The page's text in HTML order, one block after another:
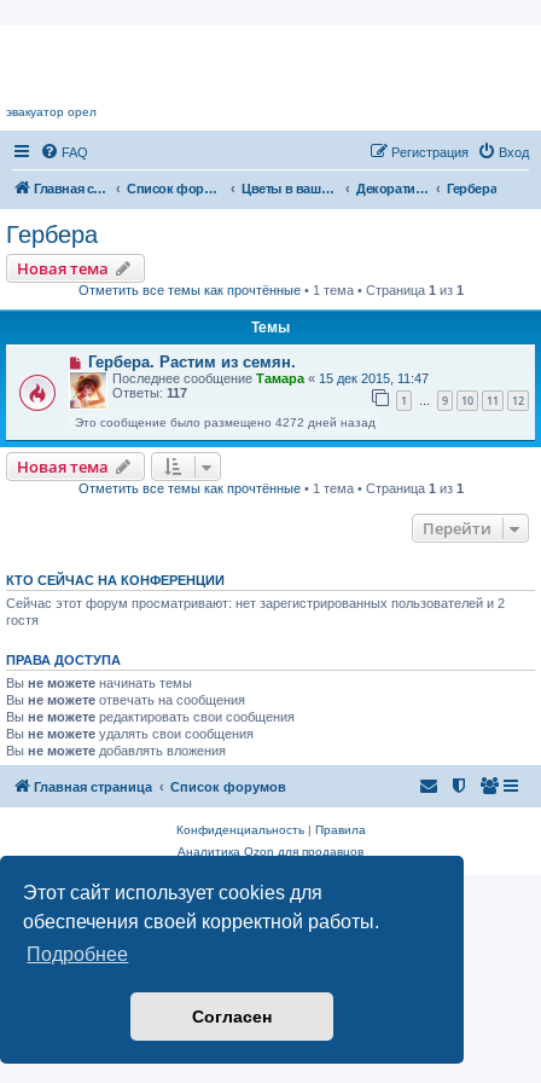
Этот сайт использует cookies для
обеспечения своей корректной работы.
Подробнее
Согласен
эвакуатор орел
FAQ Вход
Регистрация
Главная страница Список форумов Цветы в вашем доме Декоративноцветущие растения Гербера
Гербера
Новая тема
Отметить все темы как прочтённые• 1 тема • Страница 1 из 1
Темы
Гербера. Растим из семян.
Последнее сообщение Тамара « 15 дек 2015, 11:47
Ответы: 117 1 … 9 10 11 12
Это сообщение было размещено 4272 дней назад
Новая тема
Отметить все темы как прочтённые• 1 тема • Страница 1 из 1
Перейти
КТО СЕЙЧАС НА КОНФЕРЕНЦИИ
Сейчас этот форум просматривают: нет зарегистрированных пользователей и 2
гостя
ПРАВА ДОСТУПА
Вы не можете начинать темы
Вы не можете отвечать на сообщения
Вы не можете редактировать свои сообщения
Вы не можете удалять свои сообщения
Вы не можете добавлять вложения
Главная страница Список форумов
Конфиденциальность| Правила
Аналитика Ozon для продавцов